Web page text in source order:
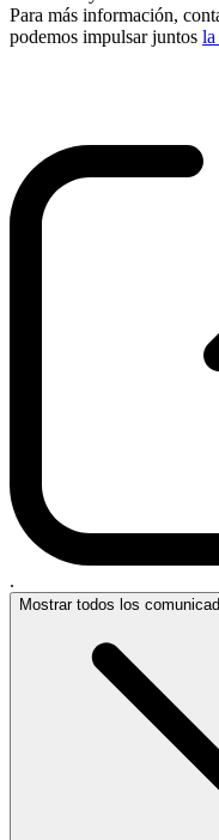
Para más información,
podemos impulsar juntos la
.
Mostrar todos los